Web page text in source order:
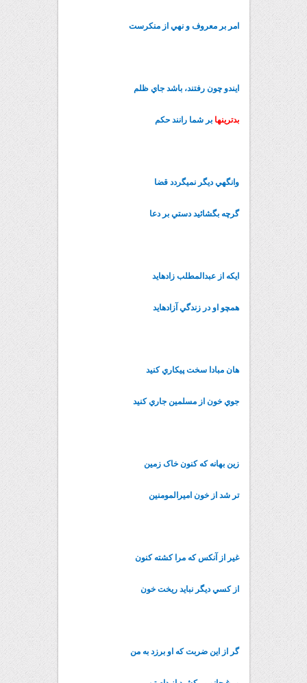
امر بر معروف و نهي از منکرست
ايندو چون رفتند، باشد جاي ظلم
بدترينها بر شما رانند حکم
وانگهي ديگر نمي‏گردد قضا
گرچه بگشائيد دستي بر دعا
ايکه از عبدالمطلب زاده‏ايد
همچو او در زندگي آزاده‏ايد
هان مبادا سخت پيکاري کنيد
جوي خون از مسلمين جاري کنيد
زين بهانه که کنون خاک زمين
تر شد از خون اميرالمومنين
غير از آنکس که مرا کشته کنون
از کسي ديگر نبايد ريخت خون
گر از اين ضربت که او برزد به من